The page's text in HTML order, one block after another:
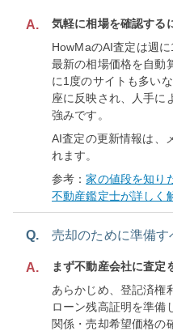
A.
気軽に相場を確認する
HowMaのAI査定は週に
最新の相場価格を自動
に1度のサイトも多い
座に反映され、人手に
強みです。
AI査定の更新情報は、
れます。
参考：家の値段を知り
不動産鑑定士が詳しく
Q. 売却のために準備す
A.
まず不動産会社に査定
あらかじめ、登記済権
ローン残高証明を準備
関係・売却希望価格の